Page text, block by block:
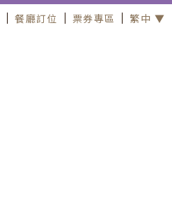
餐廳訂位 票券專區 繁中 ▼